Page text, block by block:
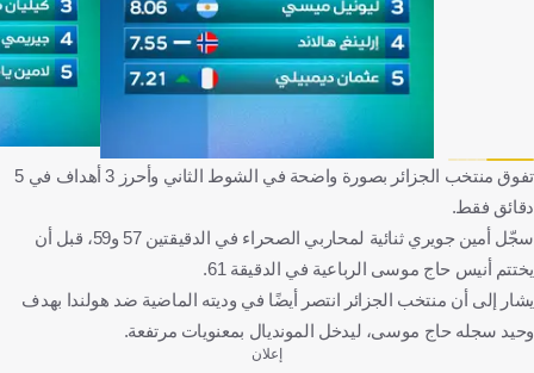
تفوق منتخب الجزائر بصورة واضحة في الشوط الثاني وأحرز 3 أهداف في 5
دقائق فقط.
سجّل أمين جويري ثنائية لمحاربي الصحراء في الدقيقتين 57 و59، قبل أن
يختتم أنيس حاج موسى الرباعية في الدقيقة 61.
يشار إلى أن منتخب الجزائر انتصر أيضًا في وديته الماضية ضد هولندا بهدف
وحيد سجله حاج موسى، ليدخل المونديال بمعنويات مرتفعة.
إعلان